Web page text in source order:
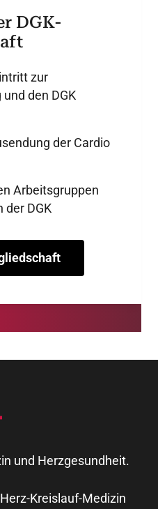
DGK-
zur
den DGK
der Cardio
Arbeitsgruppen
der DGK
und Herzgesundheit.
Kreislauf-Medizin